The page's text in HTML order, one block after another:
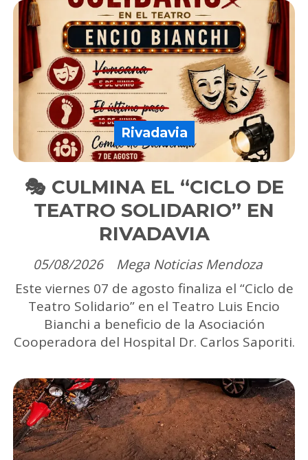
🎭 CULMINA EL “CICLO DE
TEATRO SOLIDARIO” EN
RIVADAVIA
Mega Noticias Mendoza
Rivadavia
05/08/2026
Este viernes 07 de agosto finaliza el “Ciclo de
Teatro Solidario” en el Teatro Luis Encio
Bianchi a beneficio de la Asociación
Cooperadora del Hospital Dr. Carlos Saporiti.